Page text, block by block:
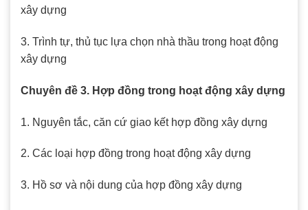
xây dựng
3. Trình tự, thủ tục lựa chọn nhà thầu trong hoạt động
xây dựng
Chuyên đề 3. Hợp đồng trong hoạt động xây dựng
1. Nguyên tắc, căn cứ giao kết hợp đồng xây dựng
2. Các loại hợp đồng trong hoạt động xây dựng
3. Hồ sơ và nội dung của hợp đồng xây dựng